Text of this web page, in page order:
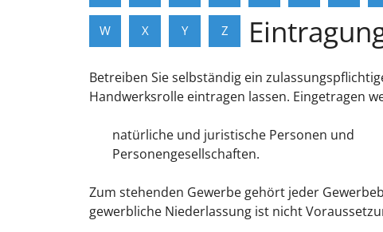
W X Y Z
Betreiben Sie selbständig ein
Handwerksrolle eintragen lassen. Eingetragen
natürliche und juristische Personen und
Personengesellschaften.
Zum stehenden Gewerbe gehört jeder
gewerbliche Niederlassung ist nicht